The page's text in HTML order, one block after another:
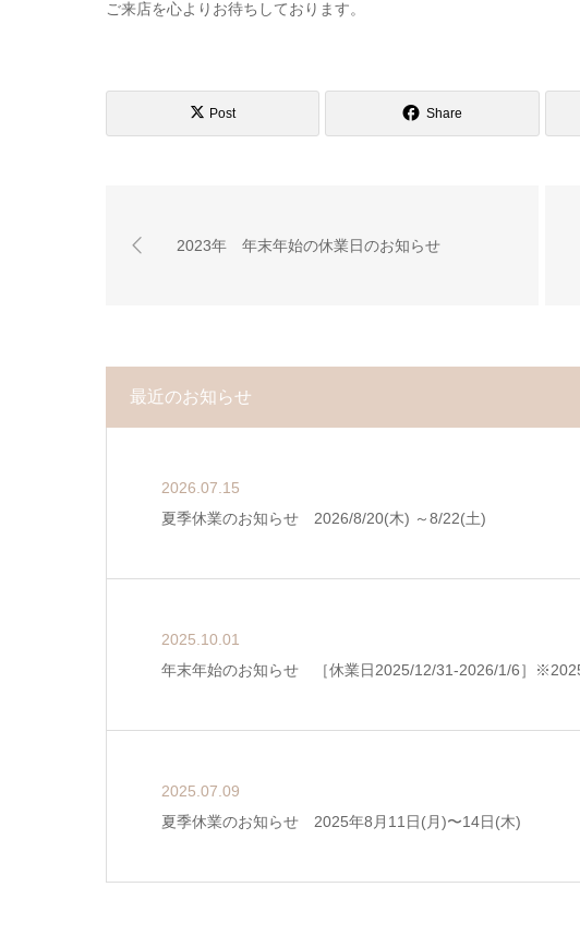
ご来店を心よりお待ちしております。
Post Share
2023年 年末年始の休業日のお知らせ
最近のお知らせ
2026.07.15
夏季休業のお知らせ 2026/8/20(木) ～8/22(土)
2025.10.01
年末年始のお知らせ ［休業日2025/12/31-2026/1/6］
2025.07.09
夏季休業のお知らせ 2025年8月11日(月)〜14日(木)